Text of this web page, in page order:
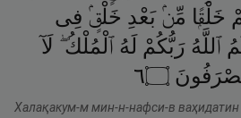
خَلْقًۭا مِّنۢ بَعْدِ خَلْقٍۢ فِى
ٱللَّهُ رَبُّكُمْ لَهُ ٱلْمُلْكُ ۖ لَآ
۝٦
Халақакум-м мин-н-нафси-в